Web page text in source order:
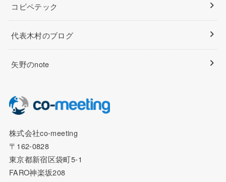
コピペテック
代表木村のブログ
矢野のnote
株式会社co-meeting
〒162-0828
東京都新宿区袋町5-1
FARO神楽坂208